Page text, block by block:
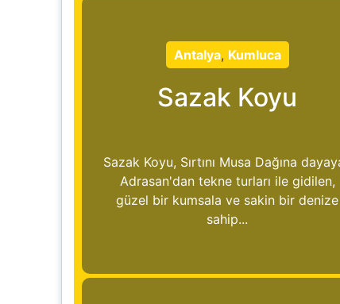
Antalya, Kumluca
Sazak Koyu
Sazak Koyu, Sırtını Musa Dağına
Adrasan'dan tekne turları ile gidilen,
güzel bir kumsala ve sakin bir denize
sahip...